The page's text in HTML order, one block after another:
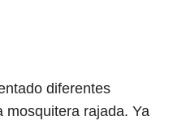
diferentes
mosquitera rajada. Ya